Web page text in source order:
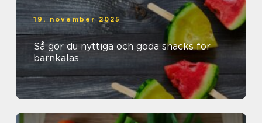
19. november 2025
Så gör du nyttiga och goda snacks för
barnkalas